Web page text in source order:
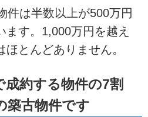
件は半数以上が500万円
ます。1,000万円を越え
ほとんどありません。
約する物件の7割
築古物件です